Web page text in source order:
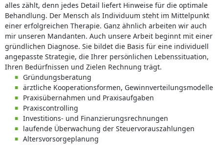
alles zählt, denn jedes Detail liefert Hinweise für die optimale
Behandlung. Der Mensch als Individuum steht im Mittelpunkt
einer erfolgreichen Therapie. Ganz ähnlich arbeiten wir auch
mir unseren Mandanten. Auch unsere Arbeit beginnt mit einer
gründlichen Diagnose. Sie bildet die Basis für eine individuell
angepasste Strategie, die Ihrer persönlichen Lebenssituation,
Ihren Bedürfnissen und Zielen Rechnung trägt.
Gründungsberatung
ärztliche Kooperationsformen, Gewinnverteilungsmodelle
Praxisübernahmen und Praxisaufgaben
Praxiscontrolling
Investitions- und Finanzierungsrechnungen
laufende Überwachung der Steuervorauszahlungen
Altersvorsorgeplanung